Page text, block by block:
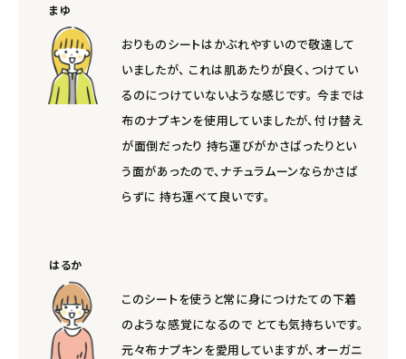
まゆ
おりものシートはかぶれやすいので敬遠して
いましたが、 これは肌あたりが良く、つけてい
るのにつけていないような感じです。 今までは
布のナプキンを使用していましたが、付け替え
が面倒だったり 持ち運びがかさばったりとい
う面があったので、ナチュラムーンならかさば
らずに 持ち運べて良いです。
はるか
このシートを使うと常に身につけたての下着
のような感覚になるので とても気持ちいです。
元々布ナプキンを愛用していますが、オーガニ